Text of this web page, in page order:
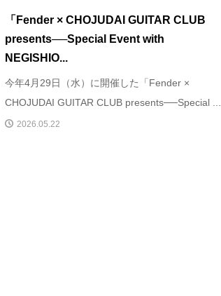
「Fender × CHOJUDAI GUITAR CLUB
presents──Special Event with
NEGISHIO...
今年4月29日（水）に開催した「Fender ×
CHOJUDAI GUITAR CLUB presents──Special ...
2026.05.22